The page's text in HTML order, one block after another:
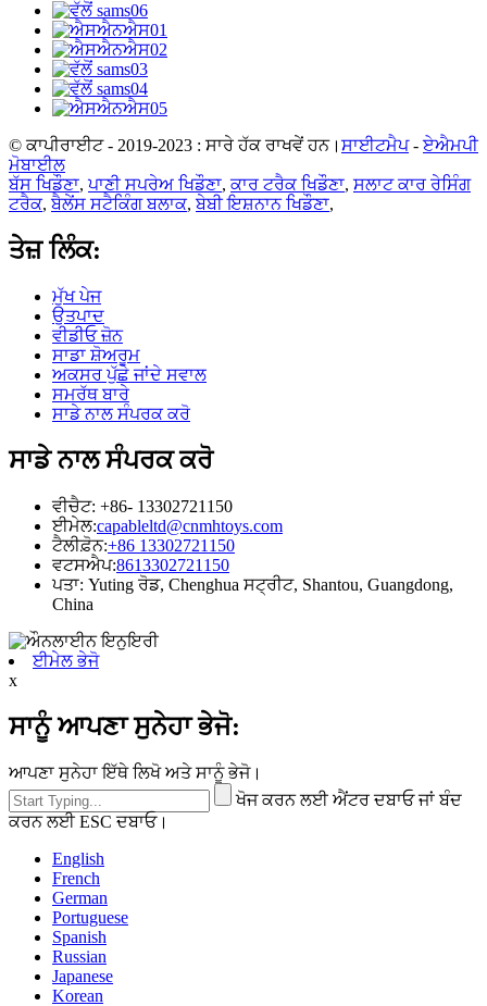
© ਕਾਪੀਰਾਈਟ - 2019-2023 : ਸਾਰੇ ਹੱਕ ਰਾਖਵੇਂ ਹਨ। ਸਾਈਟਮੈਪ-ਏਐਮਪੀ
ਮੋਬਾਈਲ
ਬੱਸ ਖਿਡੌਣਾ,ਪਾਣੀ ਸਪਰੇਅ ਖਿਡੌਣਾ,ਕਾਰ ਟਰੈਕ ਖਿਡੌਣਾ, ਸਲਾਟ ਕਾਰ ਰੇਸਿੰਗ
ਟਰੈਕ,ਬੈਲੇਂਸ ਸਟੈਕਿੰਗ ਬਲਾਕ,ਬੇਬੀ ਇਸ਼ਨਾਨ ਖਿਡੌਣਾ,
ਤੇਜ਼ ਲਿੰਕ:
ਮੁੱਖ ਪੇਜ
ਉਤਪਾਦ
ਵੀਡੀਓ ਜ਼ੋਨ
ਸਾਡਾ ਸ਼ੋਅਰੂਮ
ਅਕਸਰ ਪੁੱਛੇ ਜਾਂਦੇ ਸਵਾਲ
ਸਮਰੱਥ ਬਾਰੇ
ਸਾਡੇ ਨਾਲ ਸੰਪਰਕ ਕਰੋ
ਸਾਡੇ ਨਾਲ ਸੰਪਰਕ ਕਰੋ
ਵੀਚੈਟ: +86- 13302721150
ਈਮੇਲ:capableltd@cnmhtoys.com
ਟੈਲੀਫ਼ੋਨ:+86 13302721150
ਵਟਸਐਪ:8613302721150
ਪਤਾ: Yuting ਰੋਡ, Chenghua ਸਟ੍ਰੀਟ, Shantou, Guangdong,
China
ਈਮੇਲ ਭੇਜੋ
x
ਸਾਨੂੰ ਆਪਣਾ ਸੁਨੇਹਾ ਭੇਜੋ:
ਆਪਣਾ ਸੁਨੇਹਾ ਇੱਥੇ ਲਿਖੋ ਅਤੇ ਸਾਨੂੰ ਭੇਜੋ।
ਖੋਜ ਕਰਨ ਲਈ ਐਂਟਰ ਦਬਾਓ ਜਾਂ ਬੰਦ
ਕਰਨ ਲਈ ESC ਦਬਾਓ।
English
French
German
Portuguese
Spanish
Russian
Japanese
Korean